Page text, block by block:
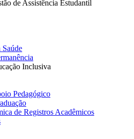
de Assistência Estudantil
Saúde
Inclusiva
Pedagógico
de Registros Acadêmicos